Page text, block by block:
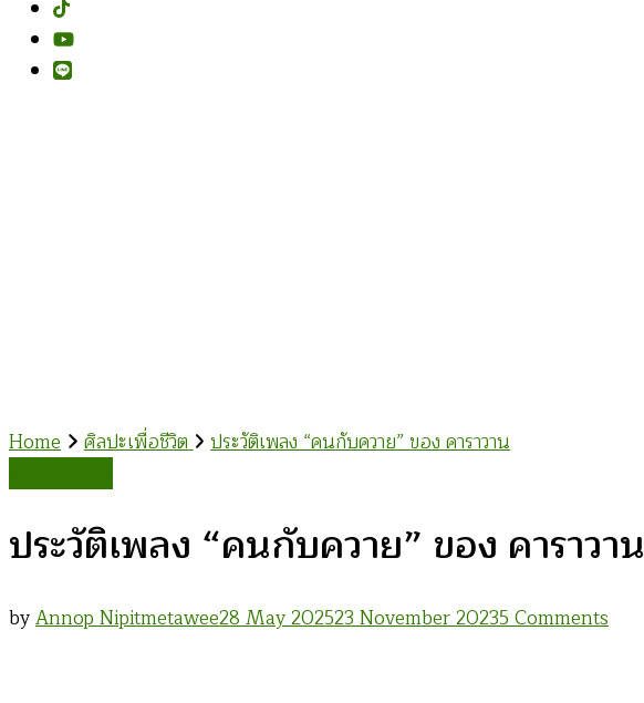
Home ศิลปะเพื่อชีวิต ประวัติเพลง “คนกับควาย” ของ คาราวาน
ประวัติเพลง “คนกับควาย” ของ คาราวาน
byAnnop Nipitmetawee28 May 202523 November 20235 Commentson